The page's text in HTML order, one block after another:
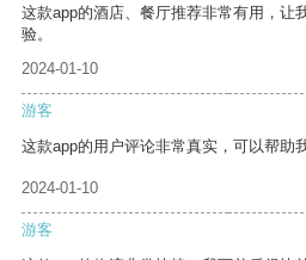
这款app的酒店、餐厅推荐非常有用，让
验。
2024-01-10
游客
这款app的用户评论非常真实，可以帮助
2024-01-10
游客